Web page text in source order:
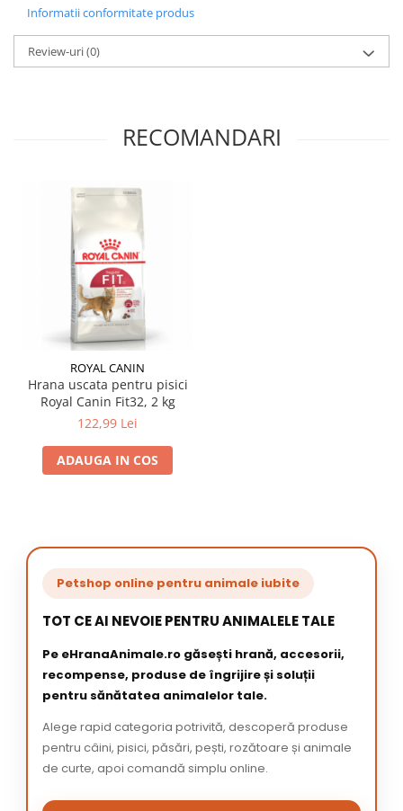
Informatii conformitate produs
Review-uri(0)
RECOMANDARI
ROYAL CANIN
Hrana uscata pentru pisici
Royal Canin Fit32, 2 kg
122,99 Lei
ADAUGA IN COS
Petshop online pentru animale iubite
TOT CE AI NEVOIE PENTRU ANIMALELE TALE
Pe eHranaAnimale.ro găsești hrană, accesorii,
recompense, produse de îngrijire și soluții
pentru sănătatea animalelor tale.
Alege rapid categoria potrivită, descoperă produse
pentru câini, pisici, păsări, pești, rozătoare și animale
de curte, apoi comandă simplu online.